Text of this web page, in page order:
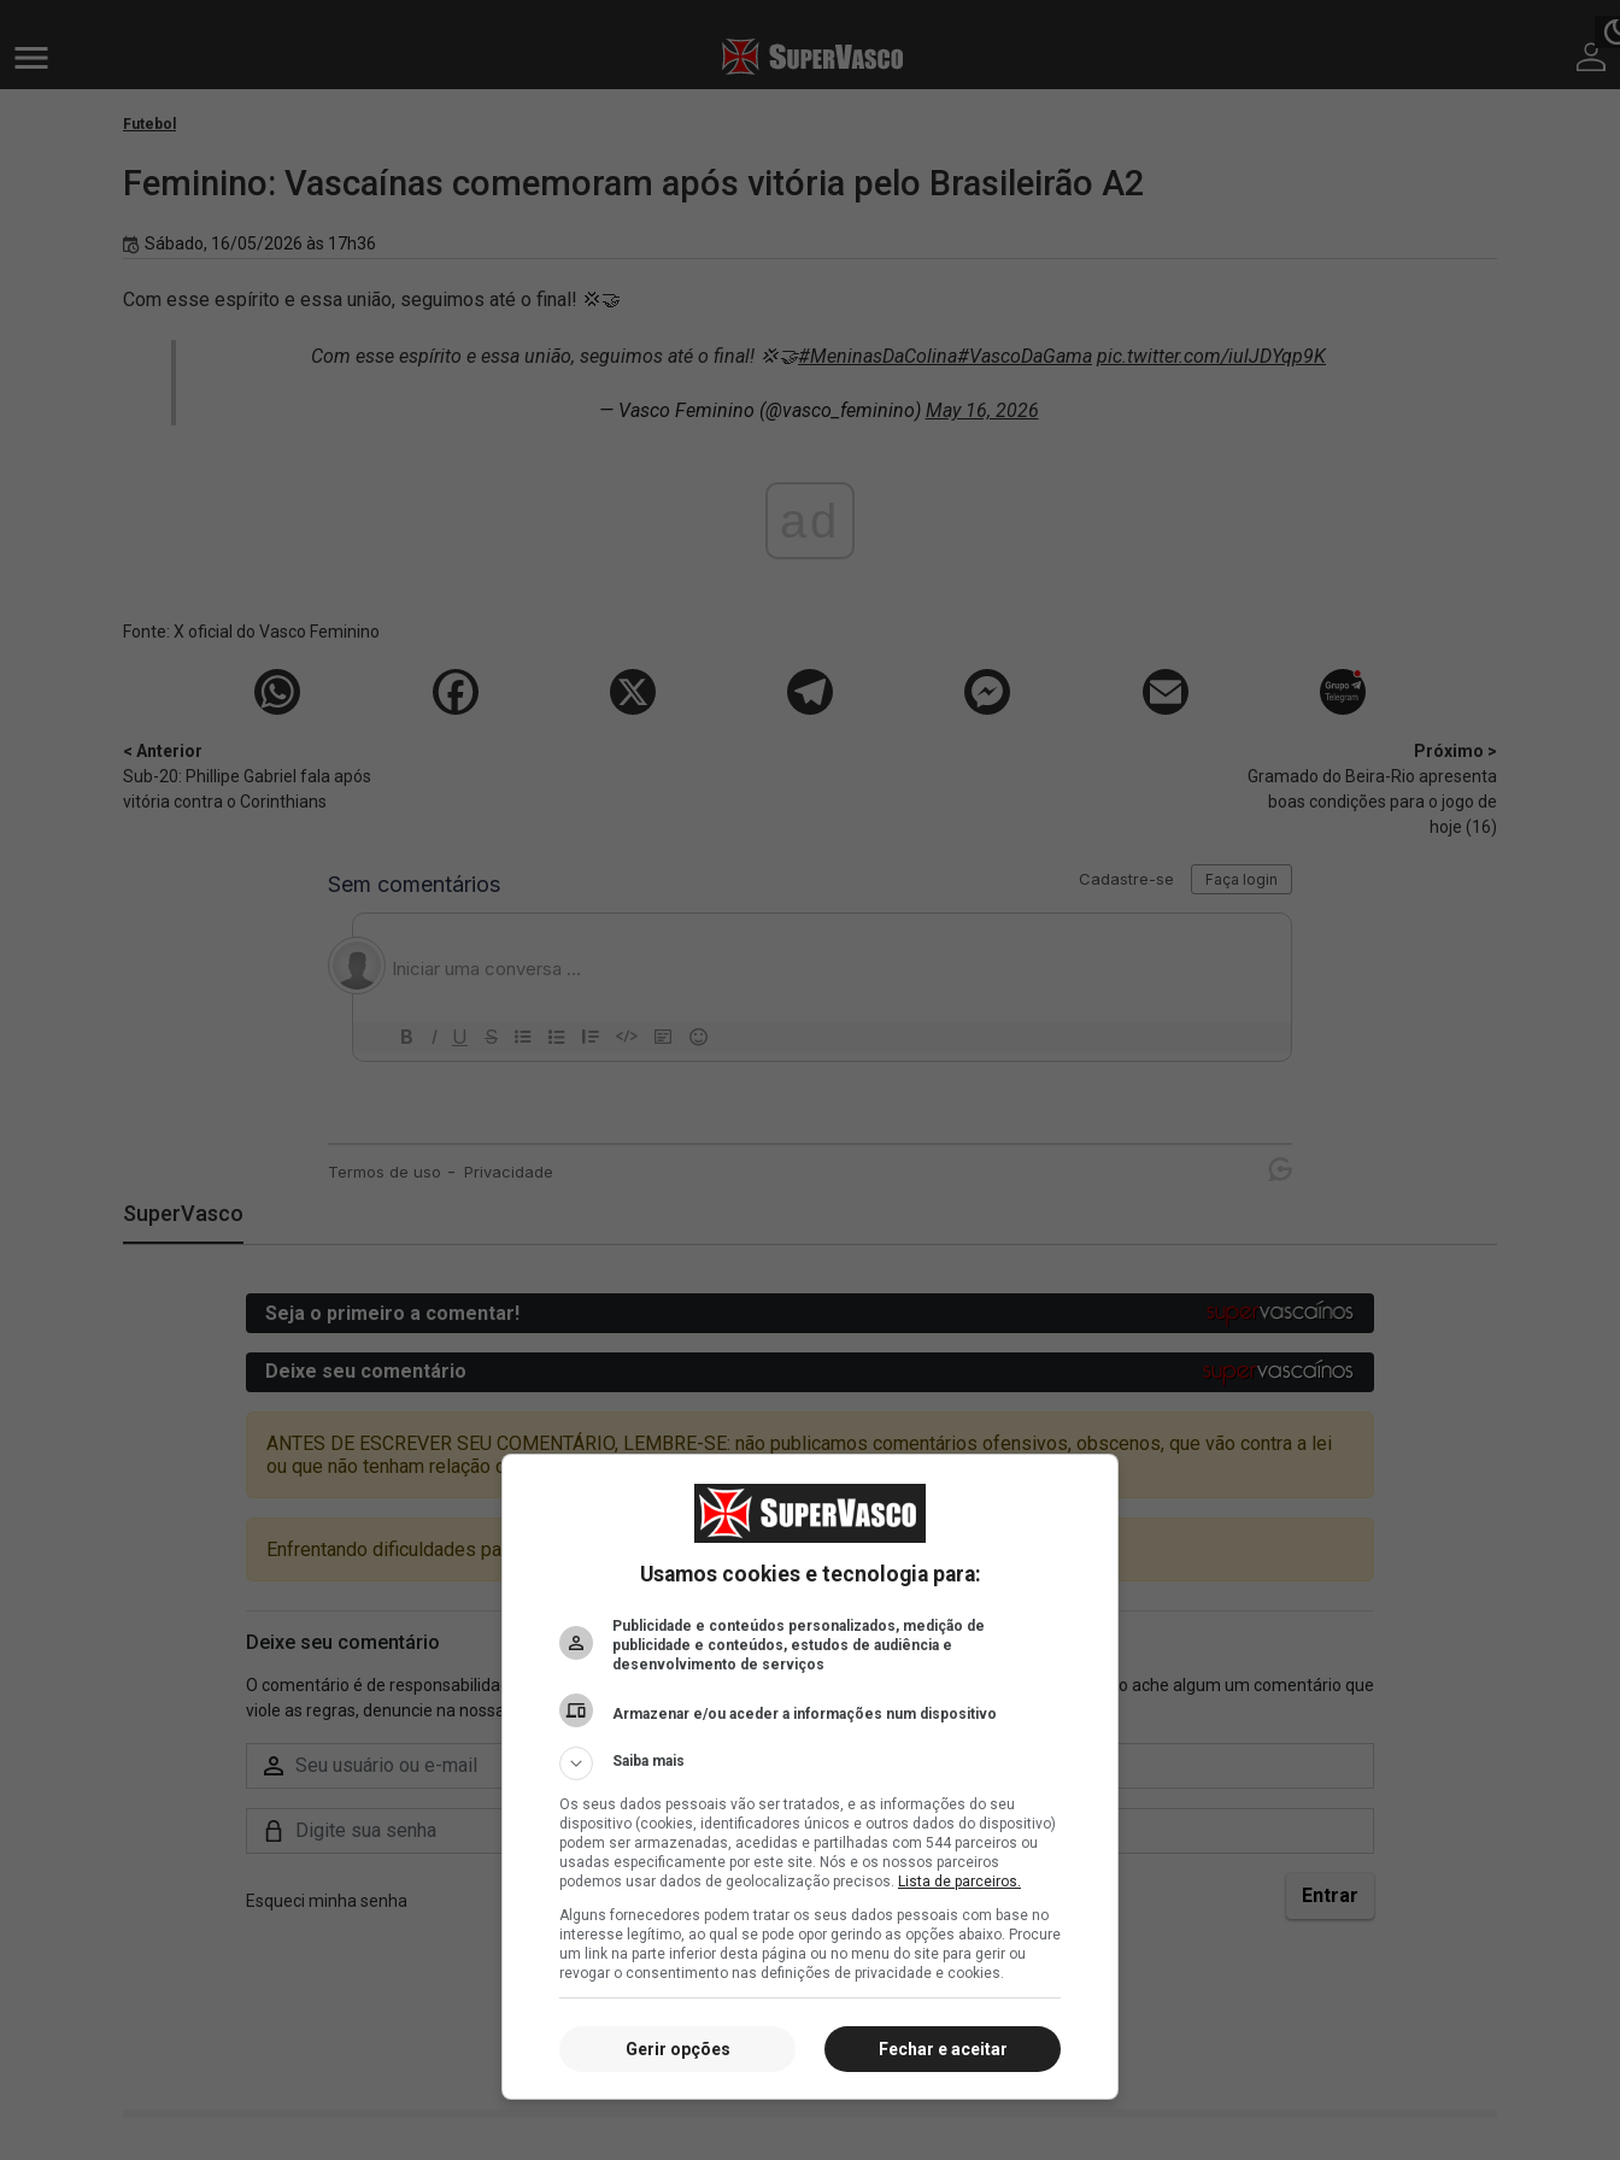
Futebol
Feminino: Vascaínas comemoram após vitória pelo Brasileirão A2
Sábado, 16/05/2026 às 17h36
Com esse espírito e essa união, seguimos até o final! 💢🤝
Com esse espírito e essa união, seguimos até o final! 💢🤝#MeninasDaColina#VascoDaGama pic.twitter.com/iulJDYqp9K
— Vasco Feminino (@vasco_feminino) May 16, 2026
Fonte: X oficial do Vasco Feminino
< Anterior
Sub-20: Phillipe Gabriel fala após
vitória contra o Corinthians
Próximo >
Gramado do Beira-Rio apresenta
boas condições para o jogo de
hoje (16)
SuperVasco
Usamos cookies e tecnologia para:
Publicidade e conteúdos personalizados, medição de
publicidade e conteúdos, estudos de audiência e
desenvolvimento de serviços
Armazenar e/ou aceder a informações num dispositivo
Saiba mais
Os seus dados pessoais vão ser tratados, e as informações do seu
dispositivo (cookies, identificadores únicos e outros dados do dispositivo)
podem ser armazenadas, acedidas e partilhadas com 544 parceiros ou
usadas especificamente por este site. Nós e os nossos parceiros
podemos usar dados de geolocalização precisos. Lista de parceiros.
Alguns fornecedores podem tratar os seus dados pessoais com base no
interesse legítimo, ao qual se pode opor gerindo as opções abaixo. Procure
um link na parte inferior desta página ou no menu do site para gerir ou
revogar o consentimento nas definições de privacidade e cookies.
Fechar e aceitar
Gerir opções